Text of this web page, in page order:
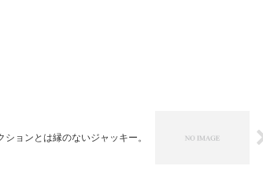
ョンとは縁のないジャッキー。